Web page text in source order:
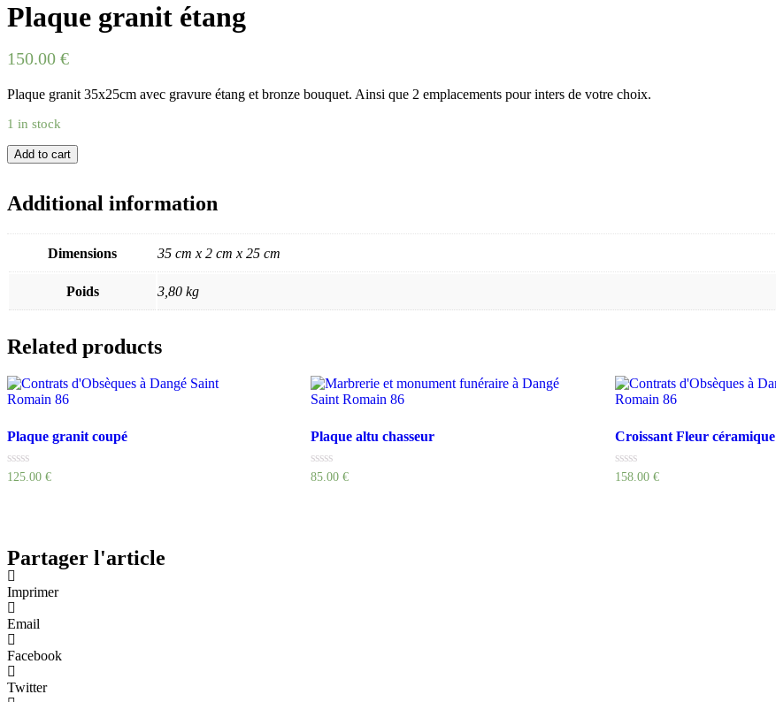
Plaque granit étang
150.00 €
Plaque granit 35x25cm avec gravure étang et bronze bouquet. Ainsi que 2 emplacements pour inters de votre choix.
1 in stock
Plaque
granit
quantity
Add to cart
Additional information
Dimensions 35 cm x 2 cm x 25 cm
Poids 3,80 kg
Related products
Plaque granit coupé
Rated
125.00 €
Plaque altu chasseur
Rated
85.00€
Croissant Fleur céramique
Rated
158.00 €
Partager l'article
Imprimer
Email
Facebook
Twitter